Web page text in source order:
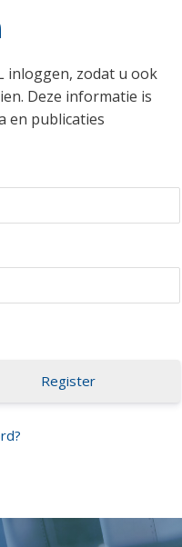
inloggen, zodat u ook
Deze informatie is
en publicaties
Register